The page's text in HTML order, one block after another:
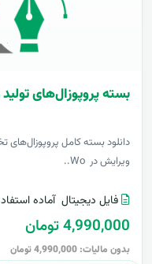
بسته پروپوزال‌های
دانلود بسته کامل پروپوزال‌های
ویرایش در Wo..
فایل دیجیتال آماده
4,990,000 تومان
بدون مالیات: 4,990,000 تومان